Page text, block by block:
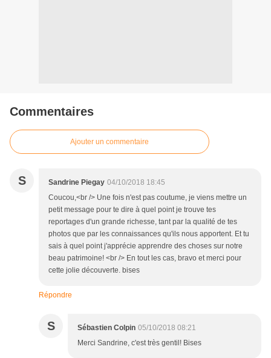
Commentaires
Ajouter un commentaire
S Sandrine Piegay 04/10/2018 18:45
Coucou,<br /> Une fois n'est pas coutume, je viens mettre un
petit message pour te dire à quel point je trouve tes
reportages d'un grande richesse, tant par la qualité de tes
photos que par les connaissances qu'ils nous apportent. Et tu
sais à quel point j'apprécie apprendre des choses sur notre
beau patrimoine! <br /> En tout les cas, bravo et merci pour
cette jolie découverte. bises
Répondre
S Sébastien Colpin 05/10/2018 08:21
Merci Sandrine, c'est très gentil! Bises